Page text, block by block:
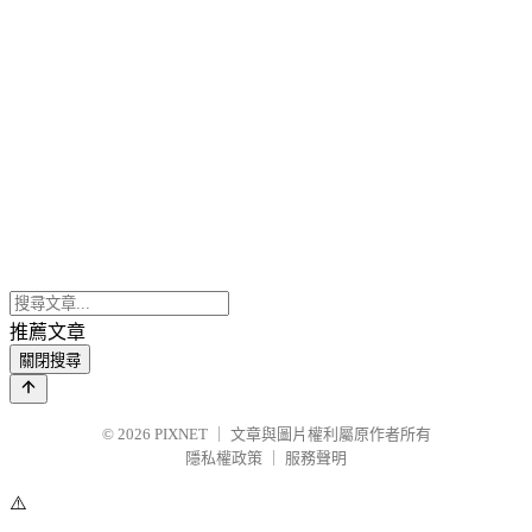
推薦文章
關閉搜尋
© 2026 PIXNET
文章與圖片權利屬原作者所有
隱私權政策
服務聲明
⚠️